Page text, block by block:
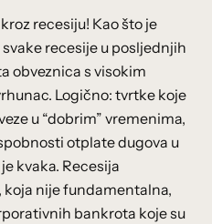
recesiju! Kao što je
recesije u posljednjih
obveznica s visokim
Logično: tvrtke koje
u “dobrim” vremenima,
otplate dugova u
kvaka. Recesija
koja nije fundamentalna,
bankrota koje su